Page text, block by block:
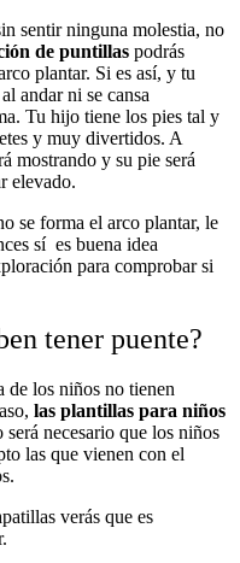
sentir ninguna molestia, no
de puntillas podrás
plantar. Si es así, y tu
andar ni se cansa
Tu hijo tiene los pies tal y
y muy divertidos. A
mostrando y su pie será
elevado.
se forma el arco plantar, le
sí es buena idea
para comprobar si
tener puente?
de los niños no tienen
las plantillas para niños
será necesario que los niños
las que vienen con el
verás que es